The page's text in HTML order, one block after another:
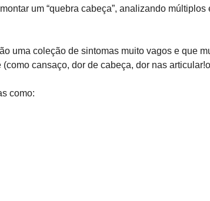
um “quebra cabeça”, analizando múltiplos
uma coleção de sintomas muito vagos e que
cansaço, dor de cabeça, dor nas
como: